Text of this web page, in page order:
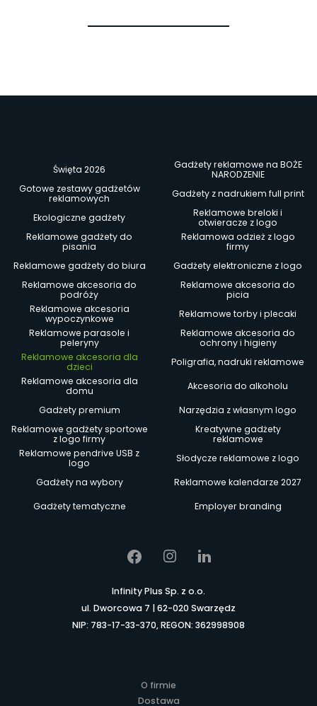
Święta 2026
Gadżety reklamowe na BOŻE
NARODZENIE
Gotowe zestawy gadżetów
reklamowych
Gadżety z nadrukiem full print
Ekologiczne gadżety
Reklamowe breloki i
otwieracze z logo
Reklamowe gadżety do
pisania
Reklamowa odzież z logo
firmy
Reklamowe gadżety do biura
Gadżety elektroniczne z logo
Reklamowe akcesoria do
podróży
Reklamowe akcesoria do
picia
Reklamowe akcesoria
wypoczynkowe
Reklamowe torby i plecaki
Reklamowe parasole i
peleryny
Reklamowe akcesoria do
ochrony i higieny
Reklamowe akcesoria dla
dzieci
Poligrafia, nadruki reklamowe
Reklamowe akcesoria dla
domu
Akcesoria do alkoholu
Gadżety premium
Narzędzia z własnym logo
Reklamowe gadżety sportowe
z logo firmy
Kreatywne gadżety
reklamowe
Reklamowe pendrive USB z
logo
Słodycze reklamowe z logo
Gadżety na wybory
Reklamowe kalendarze 2027
Gadżety tematyczne
Employer branding
Infinity Plus Sp. z o.o.
ul. Dworcowa 7 | 62-020 Swarzędz
NIP: 783-17-33-370, REGON: 362998908
O firmie
Dostawa